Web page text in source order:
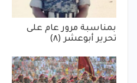
بمناسبة مرور عام على
تحرير أبوعشر (٨)